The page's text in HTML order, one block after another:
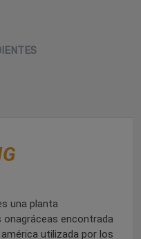
una planta
encontrada
utilizada por los